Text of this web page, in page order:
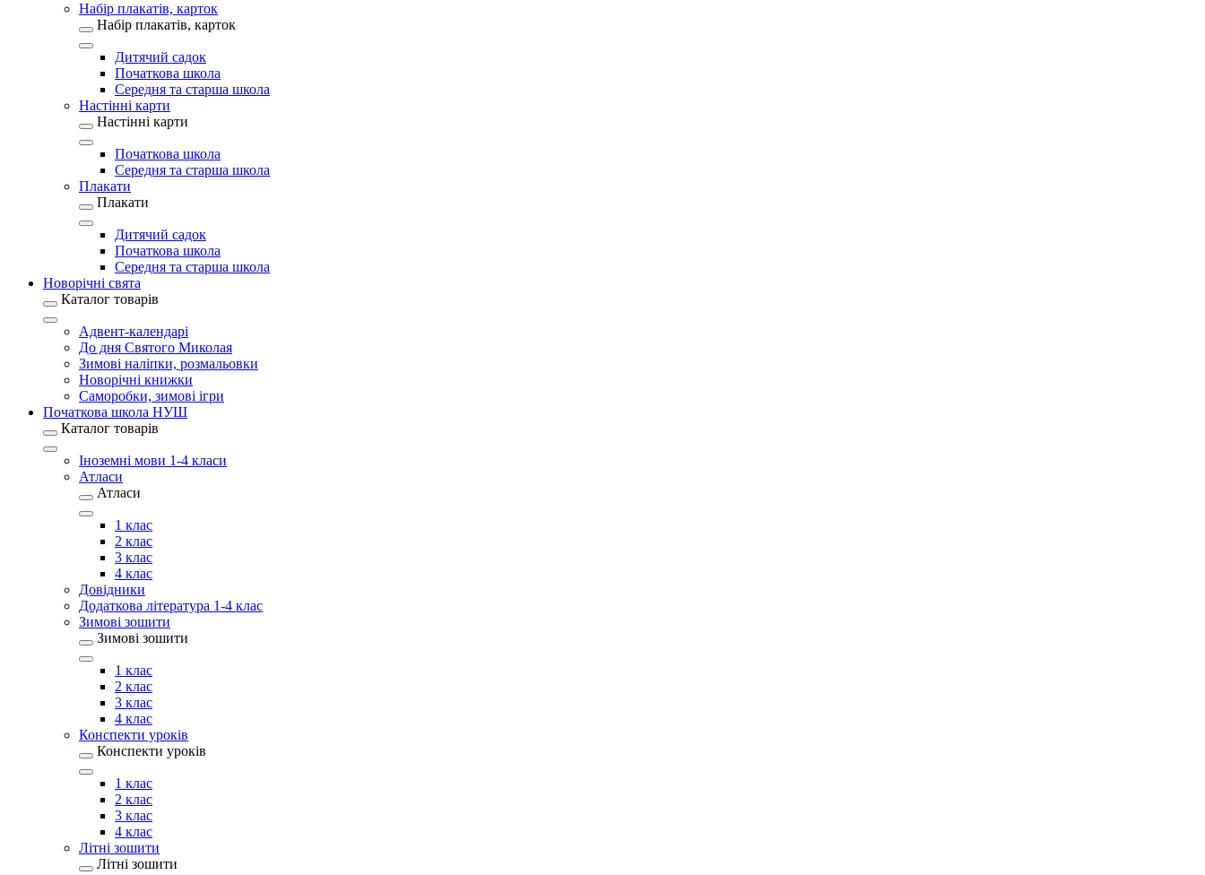
Набір плакатів, карток
Набір плакатів, карток
Дитячий садок
Початкова школа
Середня та старша школа
Настінні карти
Настінні карти
Початкова школа
Середня та старша школа
Плакати
Плакати
Дитячий садок
Початкова школа
Середня та старша школа
Новорічні свята
Каталог товарів
Адвент-календарі
До дня Святого Миколая
Зимові наліпки, розмальовки
Новорічні книжки
Саморобки, зимові ігри
Початкова школа НУШ
Каталог товарів
Іноземні мови 1-4 класи
Атласи
Атласи
1 клас
2 клас
3 клас
4 клас
Довідники
Додаткова література 1-4 клас
Зимові зошити
Зимові зошити
1 клас
2 клас
3 клас
4 клас
Конспекти уроків
Конспекти уроків
1 клас
2 клас
3 клас
4 клас
Літні зошити
Літні зошити